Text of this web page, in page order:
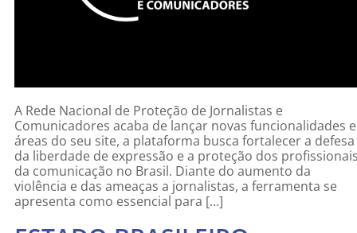
A Rede Nacional de Proteção de Jornalistas e
Comunicadores acaba de lançar novas funcionalidades e
áreas do seu site, a plataforma busca fortalecer a defesa
da liberdade de expressão e a proteção dos
da comunicação no Brasil. Diante do aumento da
violência e das ameaças a jornalistas, a ferramenta se
apresenta como essencial para […]